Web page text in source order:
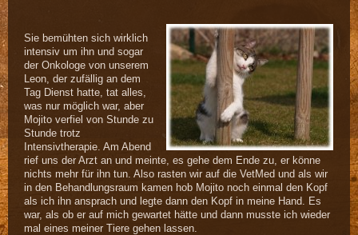
Sie bemühten sich wirklich
intensiv um ihn und sogar
der Onkologe von unserem
Leon, der zufällig an dem
Tag Dienst hatte, tat alles,
was nur möglich war, aber
Mojito verfiel von Stunde zu
Stunde trotz
Intensivtherapie. Am Abend
rief uns der Arzt an und meinte, es gehe dem Ende zu, er könne
nichts mehr für ihn tun. Also rasten wir auf die VetMed und als wir
in den Behandlungsraum kamen hob Mojito noch einmal den Kopf
als ich ihn ansprach und legte dann den Kopf in meine Hand. Es
war, als ob er auf mich gewartet hätte und dann musste ich wieder
mal eines meiner Tiere gehen lassen.